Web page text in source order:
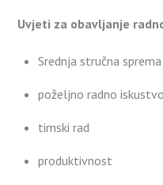
Uvjeti za obavljanje
Srednja stručna sprema
poželjno radno
timski rad
produktivnost